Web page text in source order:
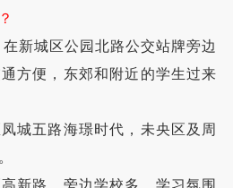
新城区公园北路公交站牌旁边
方便，东郊和附近的学生过来
城五路海璟时代，未央区及周